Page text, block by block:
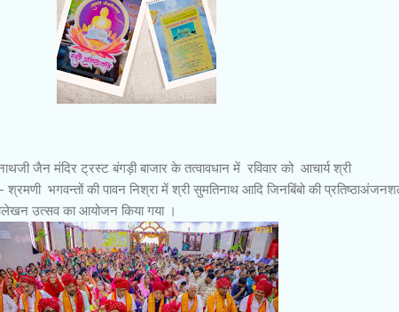
जैन मंदिर ट्रस्ट बंगड़ी बाजार के तत्वावधान में रविवार को आचार्य श्री
श्रमणी भगवन्तों की पावन निश्रा में श्री सुमतिनाथ आदि जिनबिंबो की
उत्सव का आयोजन किया गया ।